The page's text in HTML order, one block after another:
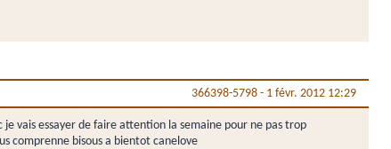
366398-5798 - 1 févr. 2012 12:29
vais essayer de faire attention la semaine pour ne pas trop
comprenne bisous a bientot canelove